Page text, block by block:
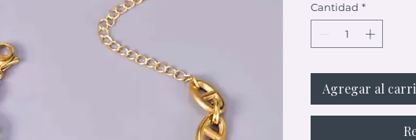
Cantidad *
Agregar al